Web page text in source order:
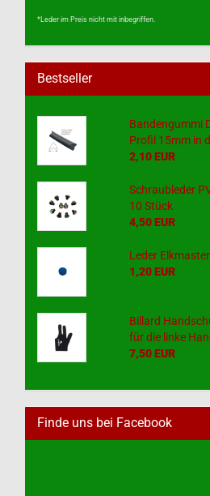
*Leder im Preis nicht mit inbegriffen.
Bestseller
Bandengummi
Profil 15mm in
2,10 EUR
Schraubleder
10 Stück
4,50 EUR
Leder
1,20 EUR
Billard
für die linke
7,50 EUR
Finde uns bei Facebook